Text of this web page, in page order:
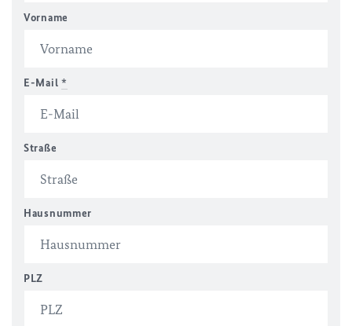
Vorname
E-Mail *
Straße
Hausnummer
PLZ